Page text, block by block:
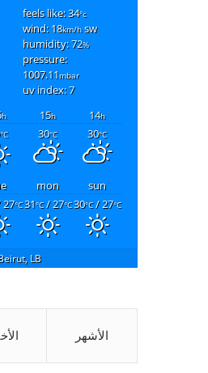
feels like: 34°c
wind: 18km/hsw
humidity: 72%
pressure:
1007.11mbar
uv index: 7
14h
15h
h
30°C
30°C
°C
sun
mon
30°C/ 27°C
31°C/ 27°C
°C
LB
الأشهر